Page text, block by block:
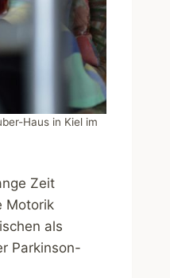
Haus in Kiel im
Zeit
Motorik
als
Parkinson-